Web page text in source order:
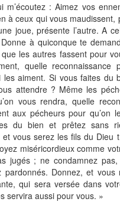
: Aimez vos
à ceux qui vous
joue, présente l’autre. A
à quiconque te
les autres fassent pour
quelle reconnaissance
les aiment. Si vous faites
attendre ? Même les
vous rendra, quelle
aux pécheurs pour qu’on
du bien et prêtez sans
vous serez les fils du
miséricordieux comme
jugés ; ne condamnez
pardonnés. Donnez, et
qui sera versée dans
servira aussi pour vous. »